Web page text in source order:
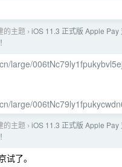
的主题 › iOS 11.3 正式版 Apple Pay
large/
large/
的主题 › iOS 11.3 正式版 Apple Pay
了。